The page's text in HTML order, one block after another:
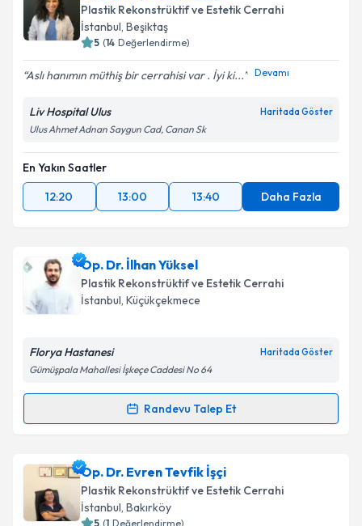
Plastik Rekonstrüktif ve Estetik Cerrahi
İstanbul, Beşiktaş
5 (14 Değerlendirme)
Aslı hanımın müthiş bir cerrahisi var . İyi ki... Devamı
Liv Hospital Ulus Haritada Göster
Ulus Ahmet Adnan Saygun Cad, Canan Sk
En Yakın Saatler
12:20
13:00 13:40 Daha Fazla
Op. Dr. İlhan Yüksel
Plastik Rekonstrüktif ve Estetik Cerrahi
İstanbul, Küçükçekmece
Florya Hastanesi Haritada Göster
Gümüşpala Mahallesi İşkeçe Caddesi No 64
Randevu Talep Et
Randevu Takvimi Talebi
Op. Dr. İlhan Yükseliçin randevu takvimi talebi
oluşturun. Size bu uzmandan randevu almanız için bir
takvim hazırlandığında e-posta ile bilgilendireceğiz.
Op. Dr. Evren Tevfik İşçi
Plastik Rekonstrüktif ve Estetik Cerrahi
İstanbul, Bakırköy
5 (1 Değerlendirme)